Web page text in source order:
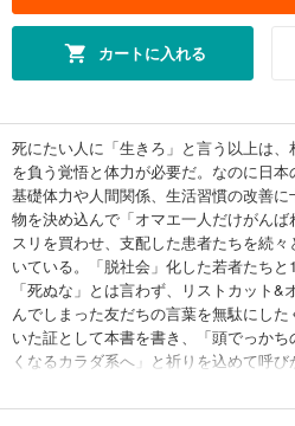
カートに入れる
死にたい人に「生きろ」と言う以上は
を負う覚悟と体力が必要だ。なのに日
基礎体力や人間関係、生活習慣の改善
物を決め込んで「オマエ一人だけがん
スリを買わせ、支配した患者たちを続
いている。「脱社会」化した若者たち
「死ぬな」とは言わず、リストカット
んでしまった友だちの言葉を無駄にし
いた証として本書を書き、「頭でっか
くなるカラダ系へ」と祈りを込めて呼
今日、マスメディアも精神科医も伝え
本の決定版、ここに誕生。巻末に、「